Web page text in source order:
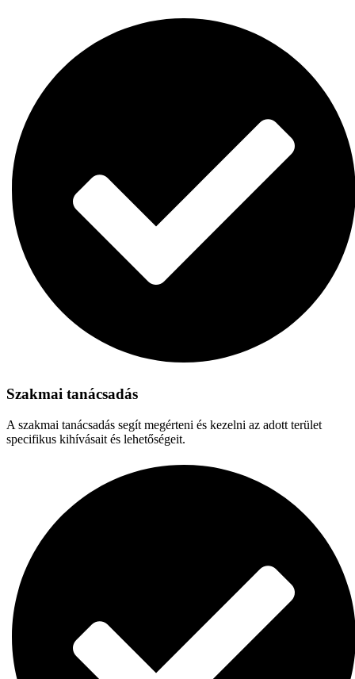
Szakmai tanácsadás
A szakmai tanácsadás segít megérteni és kezelni az adott terület
specifikus kihívásait és lehetőségeit.